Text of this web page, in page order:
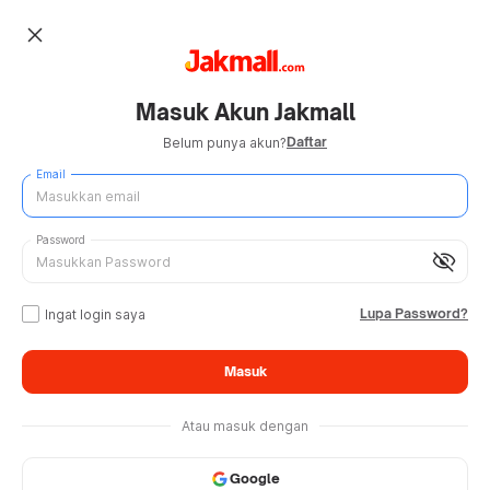
close
Masuk Akun Jakmall
Belum punya akun?Daftar
Email
visibility_off
Password
Ingat login saya Lupa Password?
Masuk
Atau masuk dengan
Google